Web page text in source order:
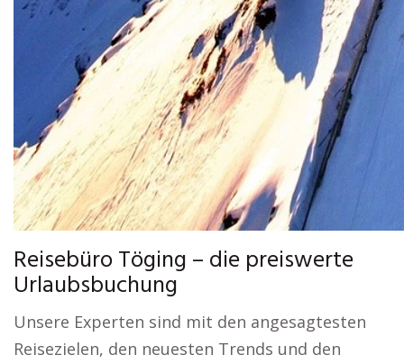
Reisebüro Töging – die preiswerte
Urlaubsbuchung
Unsere Experten sind mit den angesagtesten
Reisezielen, den neuesten Trends und den